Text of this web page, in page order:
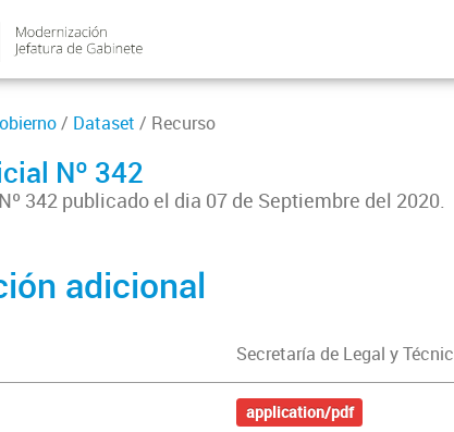
/ Dataset / Recurso
Nº 342
342 publicado el dia 07 de Septiembre del 2020.
adicional
Secretaría de Legal y
application/pdf